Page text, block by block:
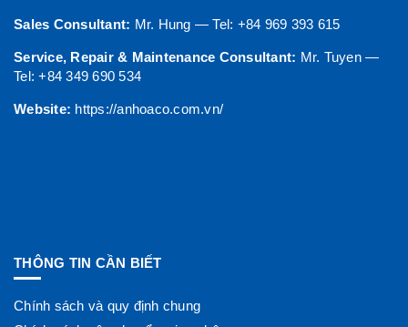
Sales Consultant: Mr. Hung — Tel: +84 969 393 615
Service, Repair & Maintenance Consultant: Mr. Tuyen —
Tel: +84 349 690 534
Website: https://anhoaco.com.vn/
THÔNG TIN CẦN BIẾT
Chính sách và quy định chung